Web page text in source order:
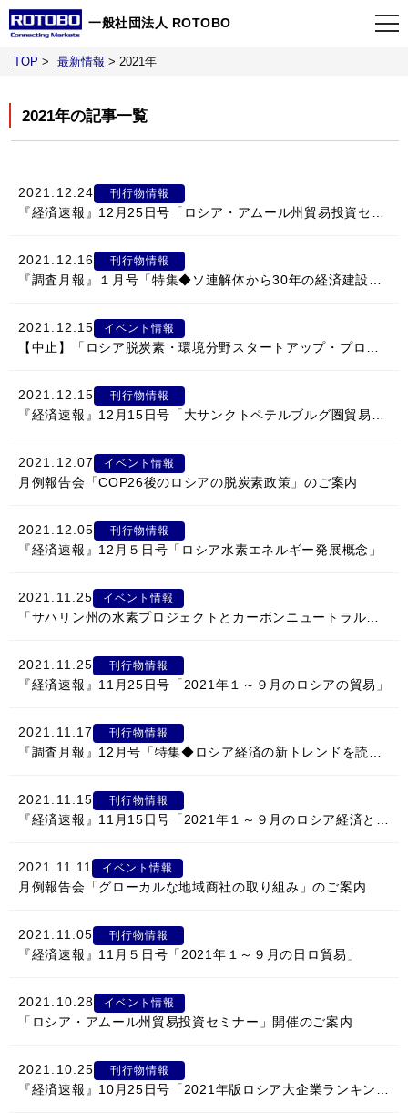
一般社団法人 ROTOBO
当会について
刊行物
情報館
TOP > 最新情報 > 2021年
2021年の記事一覧
2021.12.24 刊行物情報
2021.12.16 刊行物情報
2021.12.15 イベント情報
2021.12.15 刊行物情報
2021.12.07 イベント情報
月例報告会「COP26後のロシアの脱炭素政策」のご案内
2021.12.05 刊行物情報
『経済速報』12月５日号「ロシア水素エネルギー発展概念」
2021.11.25 イベント情報
2021.11.25 刊行物情報
『経済速報』11月25日号「2021年１～９月のロシアの貿易」
2021.11.17 刊行物情報
2021.11.15 刊行物情報
2021.11.11 イベント情報
月例報告会「グローカルな地域商社の取り組み」のご案内
2021.11.05 刊行物情報
『経済速報』11月５日号「2021年１～９月の日ロ貿易」
2021.10.28 イベント情報
「ロシア・アムール州貿易投資セミナー」開催のご案内
2021.10.25 刊行物情報